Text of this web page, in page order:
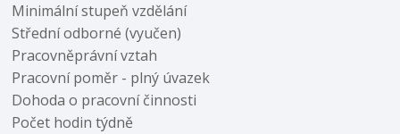
Minimální stupeň vzdělání
Střední odborné (vyučen)
Pracovněprávní vztah
Pracovní poměr - plný úvazek
Dohoda o pracovní činnosti
Počet hodin týdně